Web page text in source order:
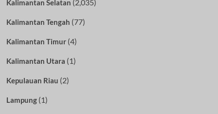
Kalimantan Selatan (2,035)
Kalimantan Tengah (77)
Kalimantan Timur(4)
Kalimantan Utara (1)
Kepulauan Riau (2)
Lampung(1)